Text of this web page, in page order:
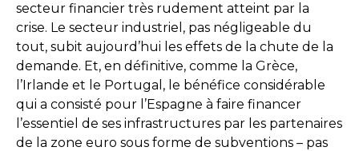
secteur financier très rudement atteint par la
crise. Le secteur industriel, pas négligeable du
tout, subit aujourd’hui les effets de la chute de la
demande. Et, en définitive, comme la Grèce,
l’Irlande et le Portugal, le bénéfice considérable
qui a consisté pour l’Espagne à faire financer
l’essentiel de ses infrastructures par les partenaires
de la zone euro sous forme de subventions – pas